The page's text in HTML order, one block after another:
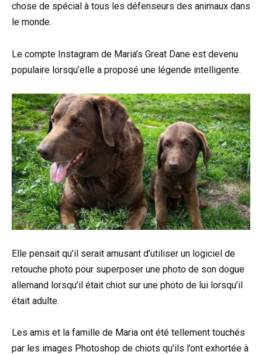
chose de spécial à tous les défenseurs des animaux dans
le monde.
Le compte Instagram de Maria’s Great Dane est devenu
populaire lorsqu’elle a proposé une légende intelligente.
Elle pensait qu’il serait amusant d’utiliser un logiciel de
retouche photo pour superposer une photo de son dogue
allemand lorsqu’il était chiot sur une photo de lui lorsqu’il
était adulte.
Les amis et la famille de Maria ont été tellement touchés
par les images Photoshop de chiots qu’ils l’ont exhortée à